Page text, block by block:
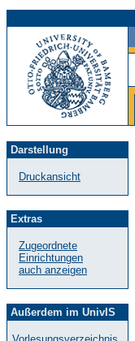
Darstellung
Druckansicht
Extras
Zugeordnete
Einrichtungen
auch anzeigen
Außerdem im UnivIS